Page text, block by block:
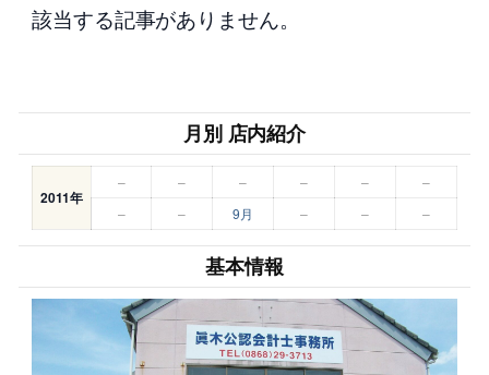
該当する記事がありません。
月別 店内紹介
2011年
– – – – –
–
–
– 9月 – – –
基本情報